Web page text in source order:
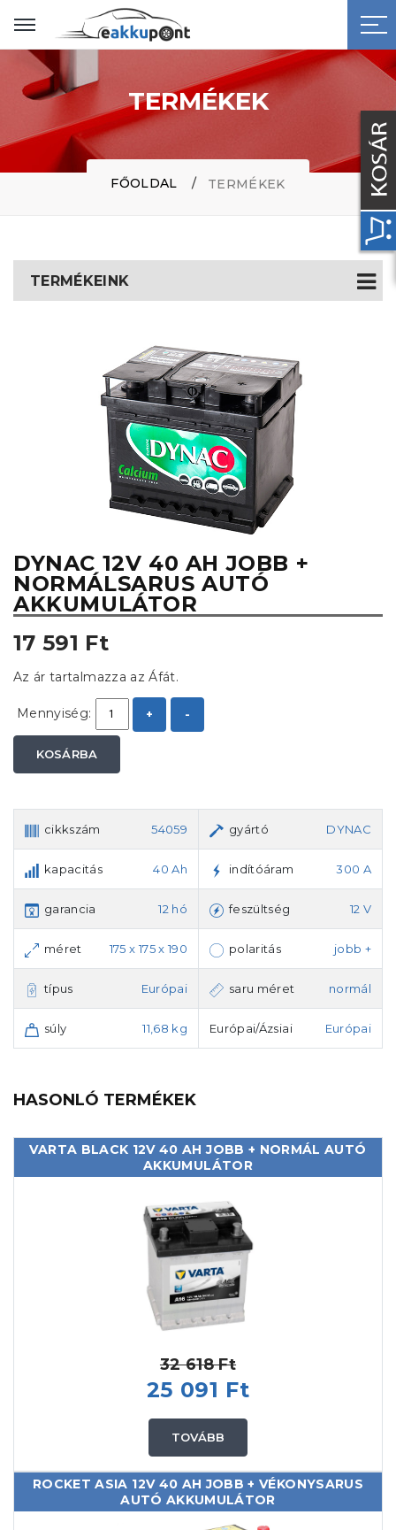
TERMÉKEK
FŐOLDAL TERMÉKEK
TERMÉKEINK
DYNAC 12V 40 AH JOBB +
NORMÁLSARUS AUTÓ
AKKUMULÁTOR
17 591 Ft
Az ár tartalmazza az Áfát.
Mennyiség: + -
KOSÁRBA
cikkszám 54059 gyártó DYNAC
kapacitás 40 Ah indítóáram 300 A
garancia 12 hó feszültség 12 V
méret 175 x 175 x 190 polaritás jobb +
típus Európai saru méret normál
súly 11,68 kg Európai/Ázsiai Európai
HASONLÓ TERMÉKEK
VARTA BLACK 12V 40 AH JOBB + NORMÁL AUTÓ
AKKUMULÁTOR
32 618 Ft
25 091 Ft
TOVÁBB
ROCKET ASIA 12V 40 AH JOBB + VÉKONYSARUS
AUTÓ AKKUMULÁTOR